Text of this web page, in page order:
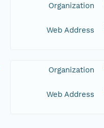
Organization
Web Address
Organization
Web Address